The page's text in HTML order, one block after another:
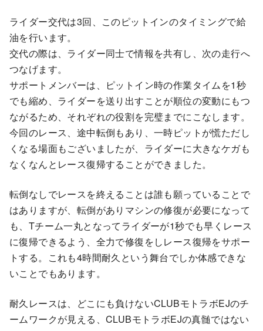
ライダー交代は3回、このピットインのタイミングで給
油を行います。
交代の際は、ライダー同士で情報を共有し、次の走行へ
つなげます。
サポートメンバーは、ピットイン時の作業タイムを1秒
でも縮め、ライダーを送り出すことが順位の変動にもつ
ながるため、それぞれの役割を完璧までにこなします。
今回のレース、途中転倒もあり、一時ピットが慌ただし
くなる場面もございましたが、ライダーに大きなケガも
なくなんとレース復帰することができました。
転倒なしでレースを終えることは誰も願っていることで
はありますが、転倒がありマシンの修復が必要になって
も、Tチーム一丸となってライダーが1秒でも早くレース
に復帰できるよう、全力で修復をしレース復帰をサポー
トする。これも4時間耐久という舞台でしか体感できな
いことでもあります。
耐久レースは、どこにも負けないCLUBモトラボEJのチ
ームワークが見える、CLUBモトラボEJの真髄ではない